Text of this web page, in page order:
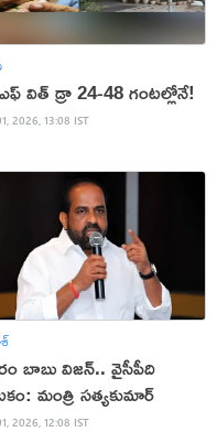
విత్ డ్రా 24-48 గంటల్లోనే!
2026, 13:08 IST
బాబు విజన్.. వైసీపీది
మంత్రి సత్యకుమార్
2026, 12:08 IST